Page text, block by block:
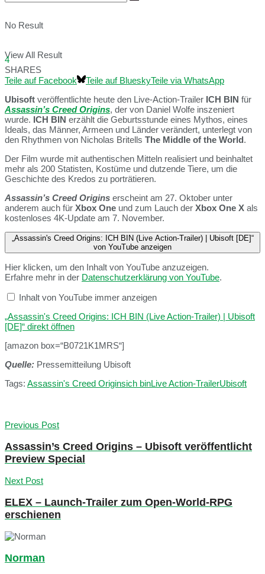
No Result
View All Result
4
SHARES
Teile auf Facebook
Teile auf BlueskyTeile via WhatsApp
Ubisoft veröffentlichte heute den Live-Action-Trailer ICH BIN für
Assassin’s Creed Origins, der von Daniel Wolfe inszeniert
wurde. ICH BIN erzählt die Geburtsstunde eines Mythos, eines
Ideals, das Männer, Armeen und Länder verändert, unterlegt von
den Rhythmen von Nicholas Britells The Middle of the World.
Der Film wurde mit authentischen Mitteln realisiert und beinhaltet
mehr als 200 Statisten, Kostüme und dutzende Tiere, um die
Geschichte des Kredos zu porträtieren.
Assassin’s Creed Origins erscheint am 27. Oktober unter
anderem auch für Xbox One und zum Lauch der Xbox One X als
kostenloses 4K-Update am 7. November.
„Assassin's Creed Origins: ICH BIN (Live Action-Trailer) | Ubisoft [DE]“
von YouTube anzeigen
Hier klicken, um den Inhalt von YouTube anzuzeigen.
Erfahre mehr in der Datenschutzerklärung von YouTube.
Inhalt von YouTube immer anzeigen
„Assassin's Creed Origins: ICH BIN (Live Action-Trailer) | Ubisoft
[DE]“ direkt öffnen
[amazon box=“B0721K1MRS“]
Quelle: Pressemitteilung Ubisoft
Tags: Assassin's Creed Originsich binLive Action-TrailerUbisoft
Previous Post
Assassin’s Creed Origins – Ubisoft veröffentlicht
Preview Special
Next Post
ELEX – Launch-Trailer zum Open-World-RPG
erschienen
Norman